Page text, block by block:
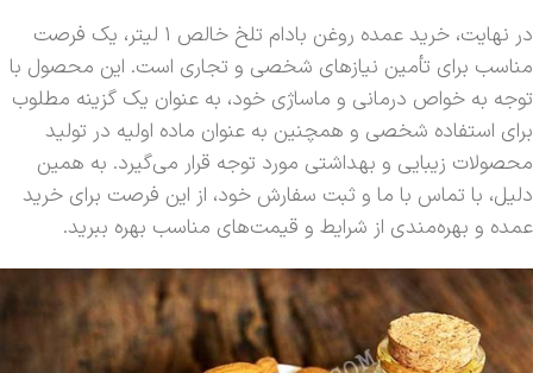
در نهایت، خرید عمده روغن بادام تلخ خالص 1 لیتر، یک فرصت
مناسب برای تأمین نیازهای شخصی و تجاری است. این محصول با
توجه به خواص درمانی و ماساژی خود، به عنوان یک گزینه مطلوب
برای استفاده شخصی و همچنین به عنوان ماده اولیه در تولید
محصولات زیبایی و بهداشتی مورد توجه قرار می‌گیرد. به همین
دلیل، با تماس با ما و ثبت سفارش خود، از این فرصت برای خرید
عمده و بهره‌مندی از شرایط و قیمت‌های مناسب بهره ببرید.